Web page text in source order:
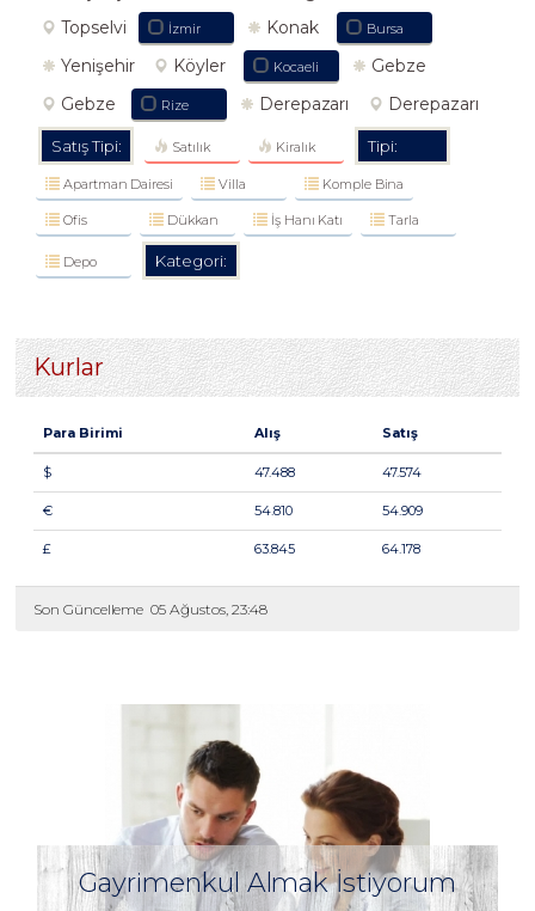
Topselvi
İzmir Konak Bursa
Yenişehir Köyler Kocaeli
Gebze
Gebze
Rize Derepazarı Derepazarı
Satış Tipi: Satılık Kiralık Tipi:
Apartman Dairesi Villa Komple Bina
Ofis Dükkan İş Hanı Katı Tarla
Depo Kategori:
Kurlar
Para Birimi Alış Satış
$ 47.488 47.574
€ 54.810 54.909
£ 63.845 64.178
Son Güncelleme 05 Ağustos, 23:48
Gayrimenkul Almak İstiyorum